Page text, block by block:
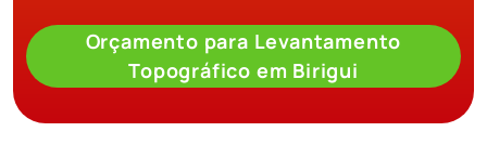
Orçamento para Levantamento
Topográfico em Birigui